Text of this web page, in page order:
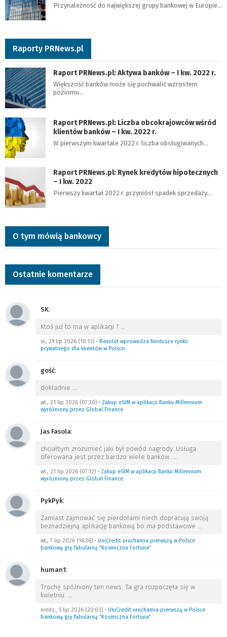
Przynależność do największej grupy bankowej w Europie…
Raporty PRNews.pl
Raport PRNews.pl: Aktywa banków – I kw. 2022 r.
Większość banków może się pochwalić wzrostem
poziomu…
Raport PRNews.pl: Liczba obcokrajowców wśród
klientów banków – I kw. 2022 r.
W pierwszym kwartale 2022 r. liczba obsługiwanych…
Raport PRNews.pl: Rynek kredytów hipotecznych
– I kw. 2022
Pierwszy kwartał 2022 r. przyniósł spadek sprzedaży…
O tym mówią bankowcy
Ostatnie komentarze
SK:
Ktoś już to ma w aplikacji ? …
śr., 29 lip 2026 (10:13) • Revolut wprowadza fundusze rynku
prywatnego dla klientów w Polsce
gość:
dokładnie …
wt., 21 lip 2026 (07:30) • Zakup eSIM w aplikacji Banku Millennium
wyróżniony przez Global Finance
Jas Fasola:
chciałbym zrozumieć jaki był powód nagrody. Usługa
oferowana jest przez bardzo wiele banków. …
wt., 21 lip 2026 (07:12) • Zakup eSIM w aplikacji Banku Millennium
wyróżniony przez Global Finance
PykPyk:
Zamiast zajmować się pierdołami niech dopracują swoją
beznadziejną aplikację bankową bo ma podstawowe …
wt., 7 lip 2026 (16:36) • UniCredit uruchamia pierwszą w Polsce
bankową grę fabularną “Kosmiczna Fortuna”
human1:
Trochę spóźniony ten news. Ta gra rozpoczęła się w
kwietniu. …
niedz., 5 lip 2026 (20:03) • UniCredit uruchamia pierwszą w Polsce
bankową grę fabularną “Kosmiczna Fortuna”